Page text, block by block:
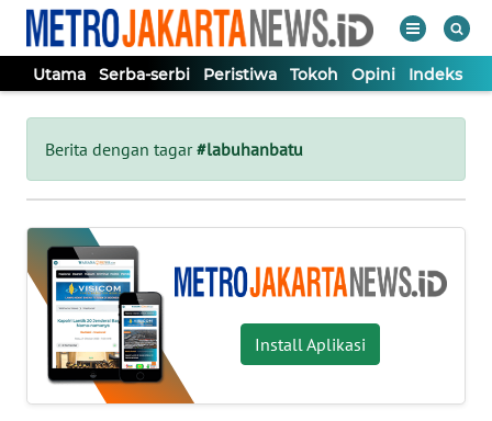
Utama Serba-serbi Peristiwa Tokoh Opini Indeks
Berita dengan tagar#labuhanbatu
Install Aplikasi
Tutup
UTAMA
SERBA-
SERBI
PERISTIWA
TOKOH